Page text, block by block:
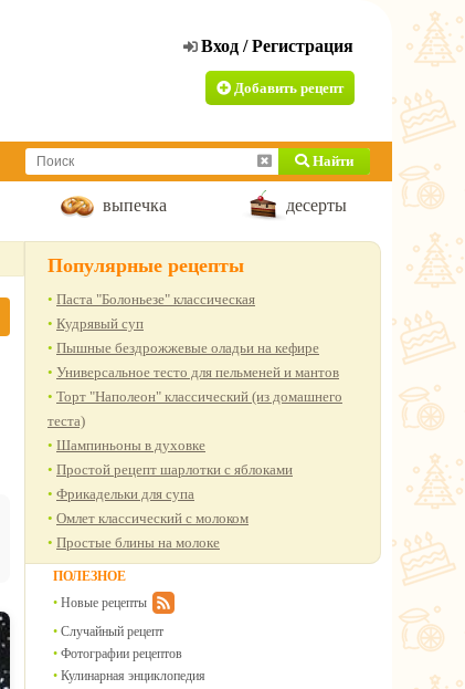
Добавить рецепт
Найти
выпечка десерты
Популярные рецепты
Паста "Болоньезе" классическая
Кудрявый суп
Пышные бездрожжевые оладьи на кефире
Универсальное тесто для пельменей и мантов
Торт "Наполеон" классический (из домашнего
теста)
Шампиньоны в духовке
Простой рецепт шарлотки с яблоками
Фрикадельки для супа
Омлет классический с молоком
Простые блины на молоке
ПОЛЕЗНОЕ
Новые рецепты
Случайный рецепт
Фотографии рецептов
Кулинарная энциклопедия